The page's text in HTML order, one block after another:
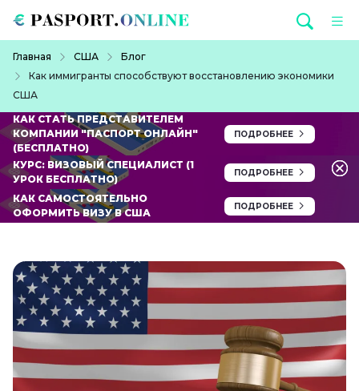
Главная США
Блог
Как иммигранты способствуют восстановлению экономики
США
КАК СТАТЬ ПРЕДСТАВИТЕЛЕМ
КОМПАНИИ "ПАСПОРТ ОНЛАЙН"
(БЕСПЛАТНО)
ПОДРОБНЕЕ
КУРС: ВИЗОВЫЙ СПЕЦИАЛИСТ (1
УРОК БЕСПЛАТНО)
ПОДРОБНЕЕ
КАК САМОСТОЯТЕЛЬНО
ОФОРМИТЬ ВИЗУ В США
ПОДРОБНЕЕ